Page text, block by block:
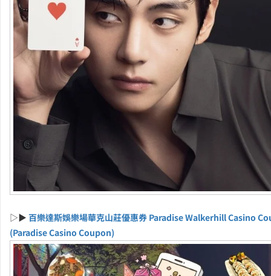
▷▶ 百樂達斯娛樂場華克山莊優惠券 Paradise Walkerhill Casino
(Paradise Casino Coupon)